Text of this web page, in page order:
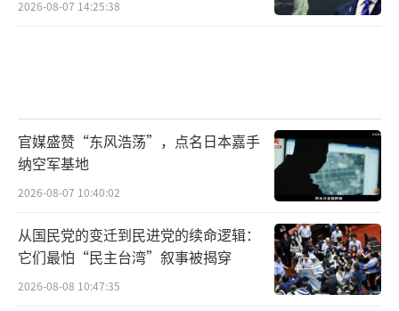
2026-08-07 14:25:38
官媒盛赞“东风浩荡”，点名日本嘉手
纳空军基地
2026-08-07 10:40:02
从国民党的变迁到民进党的续命逻辑：
它们最怕“民主台湾”叙事被揭穿
2026-08-08 10:47:35